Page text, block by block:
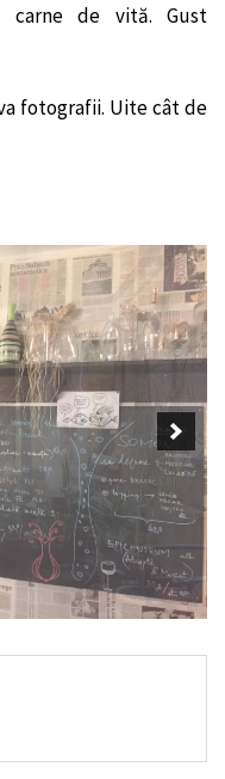
de vită. Gust
fotografii. Uite cât de